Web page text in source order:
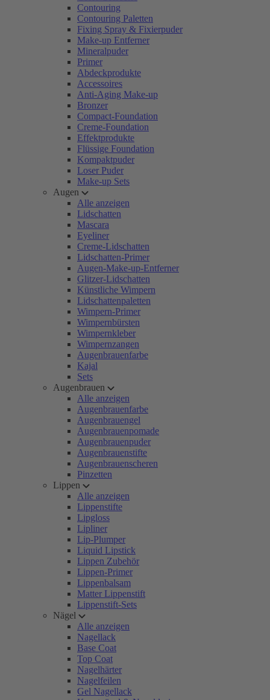
Contouring
Contouring Paletten
Fixing Spray & Fixierpuder
Make-up Entferner
Mineralpuder
Primer
Abdeckprodukte
Accessoires
Anti-Aging Make-up
Bronzer
Compact-Foundation
Creme-Foundation
Effektprodukte
Flüssige Foundation
Kompaktpuder
Loser Puder
Make-up Sets
Augen
Alle anzeigen
Lidschatten
Mascara
Eyeliner
Creme-Lidschatten
Lidschatten-Primer
Augen-Make-up-Entferner
Glitzer-Lidschatten
Künstliche Wimpern
Lidschattenpaletten
Wimpern-Primer
Wimpernbürsten
Wimpernkleber
Wimpernzangen
Augenbrauenfarbe
Kajal
Sets
Augenbrauen
Alle anzeigen
Augenbrauenfarbe
Augenbrauengel
Augenbrauenpomade
Augenbrauenpuder
Augenbrauenstifte
Augenbrauenscheren
Pinzetten
Lippen
Alle anzeigen
Lippenstifte
Lipgloss
Lipliner
Lip-Plumper
Liquid Lipstick
Lippen Zubehör
Lippen-Primer
Lippenbalsam
Matter Lippenstift
Lippenstift-Sets
Nägel
Alle anzeigen
Nagellack
Base Coat
Top Coat
Nagelhärter
Nagelfeilen
Gel Nagellack